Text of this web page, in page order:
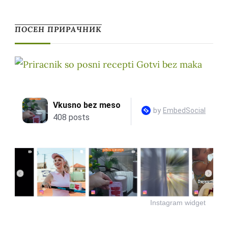
ПОСЕН ПРИРАЧНИК
Instagram widget